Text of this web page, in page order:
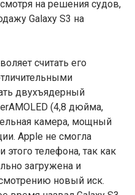
на решения судов,
Galaxy S3 на
считать его
двухъядерный
(4,8 дюйма,
камера, мощный
Apple не смогла
этого телефона, так как
загружена и
новый иск.